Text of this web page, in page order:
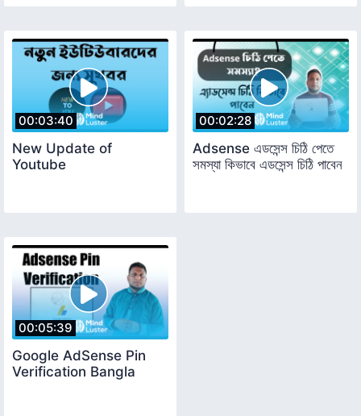
00:03:40
New Update of
Youtube
00:02:28
Adsense এডসেন্স চিঠি পেতে
সমস্যা কিভাবে এডসেন্স চিঠি পাবেন
00:05:39
Google AdSense Pin
Verification Bangla